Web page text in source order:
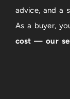
advice, and a
As a buyer,
cost — our